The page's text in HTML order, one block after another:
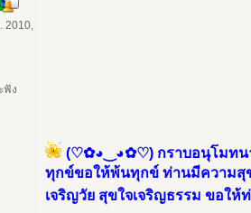
2010,
ฟัง
(♡✿◕‿◕✿♡) กราบอนุโมทน
ทุกข์ขอให้พ้นทุกข์ ท่านมีความสุ
เจริญวัย สุขใจเจริญธรรม ขอใ